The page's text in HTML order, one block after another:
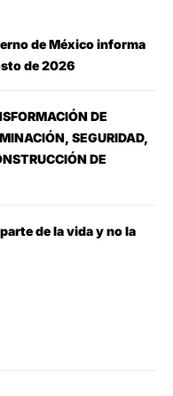
de México informa
de 2026
DE
SEGURIDAD,
DE
de la vida y no la